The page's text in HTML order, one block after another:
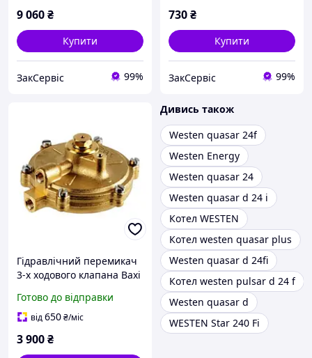
9 060₴
Купити
ЗакСервіс 99%
730₴
Купити
ЗакСервіс 99%
Гідравлічний перемикач
3-х ходового клапана Baxi
Energy/Star 5629950
Готово до відправки
від650₴/міс
3 900₴
Дивись також
Westen quasar 24f
Westen Energy
Westen quasar 24
Westen quasar d 24 i
Котел WESTEN
Котел westen quasar plus
Westen quasar d 24fi
Котел westen pulsar d 24 f
Westen quasar d
WESTEN Star 240 Fi